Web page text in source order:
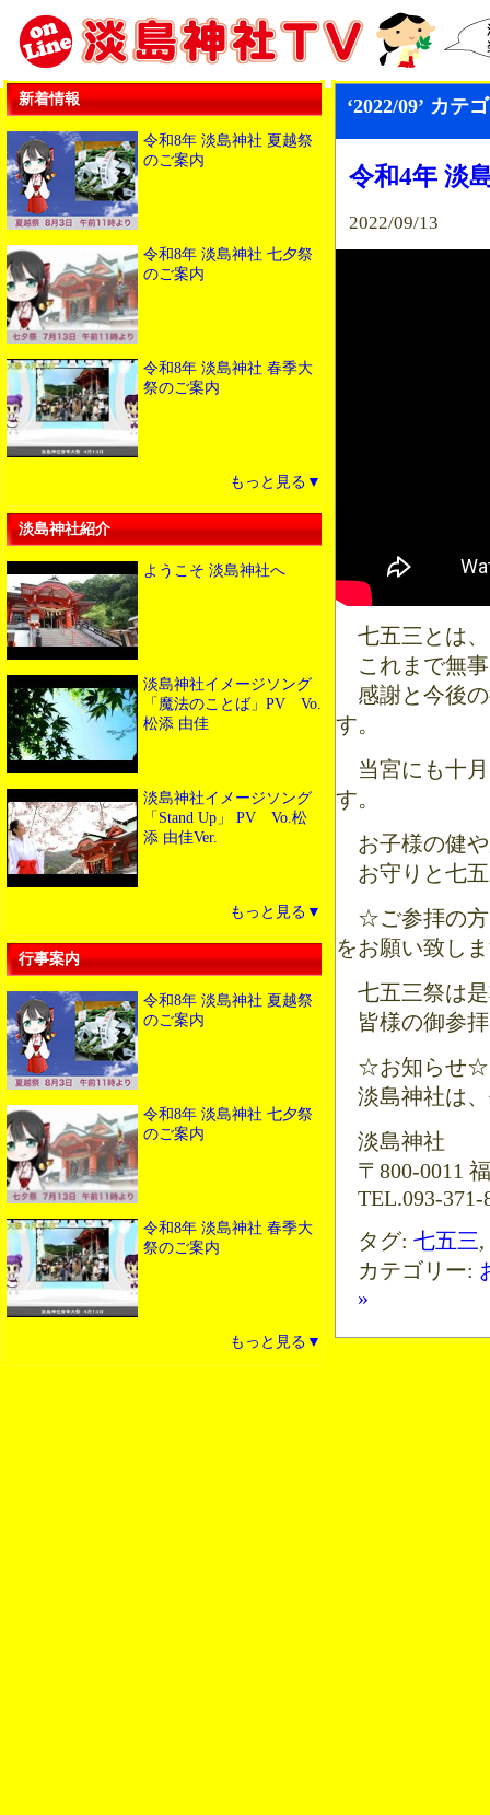
新着情報
令和8年 淡島神社 夏越祭
のご案内
令和8年 淡島神社 七夕祭
のご案内
令和8年 淡島神社 春季大
祭のご案内
もっと見る▼
淡島神社紹介
ようこそ 淡島神社へ
淡島神社イメージソング
「魔法のことば」PV Vo.
松添 由佳
淡島神社イメージソング
「Stand Up」 PV Vo.松
添 由佳Ver.
もっと見る▼
行事案内
令和8年 淡島神社 夏越祭
のご案内
令和8年 淡島神社 七夕祭
のご案内
令和8年 淡島神社 春季大
祭のご案内
もっと見る▼
‘2022/09’ カテ
令和4年 淡
2022/09/13
七五三とは、
これまで無事
感謝と今後の
す。
当宮にも十月
す。
お子様の健や
お守りと七五
☆ご参拝の方
をお願い致し
七五三祭は是
皆様の御参拝
☆お知らせ☆
淡島神社は、
淡島神社
〒800-0011
TEL.093-371-
タグ: 七五三,
カテゴリー:
»